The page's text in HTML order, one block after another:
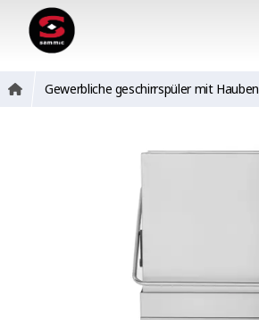
Gewerbliche geschirrspüler mit Hauben